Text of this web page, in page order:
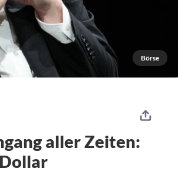
Börse
aller Zeiten: